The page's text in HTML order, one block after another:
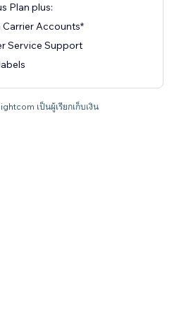
Plan plus:
Accounts*
Service Support
เป็นผู้เรียกเก็บเงิน